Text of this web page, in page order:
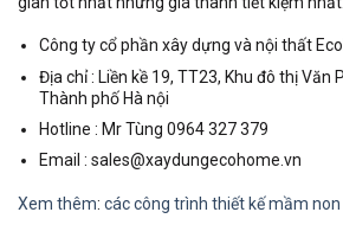
Công ty cổ phần xây dựng và nội thất
Địa chỉ : Liền kề 19, TT23, Khu đô thị Văn
Thành phố Hà nội
Hotline : Mr Tùng 0964 327 379
Email : sales@xaydungecohome.vn
Xem thêm: các công trình thiết kế mầm